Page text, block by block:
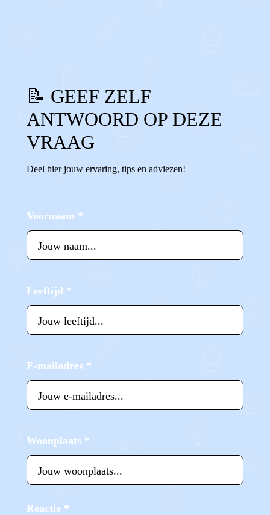
📝 GEEF ZELF
ANTWOORD OP DEZE
VRAAG
Deel hier jouw ervaring, tips en adviezen!
Voornaam *
Leeftijd *
E-mailadres *
Woonplaats *
Reactie *